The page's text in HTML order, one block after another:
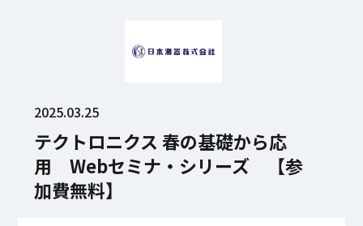
2025.03.25
テクトロニクス 春の基礎から応
用 Webセミナ・シリーズ 【参
加費無料】